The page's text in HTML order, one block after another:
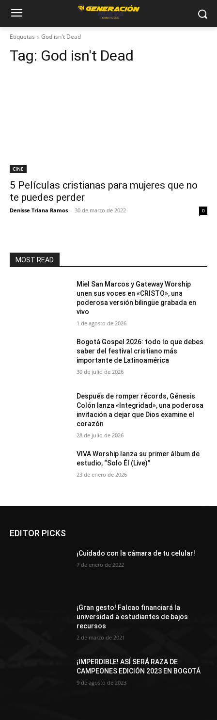
Etiquetas God isn't Dead
Tag: God isn't Dead
CINE
5 Películas cristianas para mujeres que no
te puedes perder
Denisse Triana Ramos - 30 de marzo de 2022 0
MOST READ
Miel San Marcos y Gateway Worship
unen sus voces en «CRISTO», una
poderosa versión bilingüe grabada en
vivo
1 de agosto de 2026
Bogotá Gospel 2026: todo lo que debes
saber del festival cristiano más
importante de Latinoamérica
30 de julio de 2026
Después de romper récords, Génesis
Colón lanza «Integridad», una poderosa
invitación a dejar que Dios examine el
corazón
28 de julio de 2026
VIVA Worship lanza su primer álbum de
estudio, “Solo Él (Live)”
23 de enero de 2026
EDITOR PICKS
¡Cuidado con la cámara de tu celular!
7 de enero de 2022
¡Gran gesto! Falcao financiará la
universidad a estudiantes de bajos
recursos
2 de marzo de 2021
¡IMPERDIBLE! ASÍ SERÁ RAZA DE
CAMPEONES EDICIÓN 2023 EN BOGOTÁ
9 de agosto de 2023